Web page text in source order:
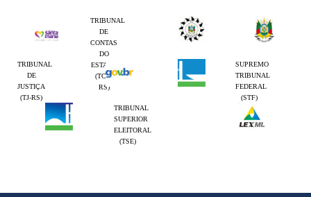
TRIBUNAL
DE
CONTAS
DO
ESTADO
(TCE-
RS)
TRIBUNAL
DE
JUSTIÇA
(TJ-RS)
SUPREMO
TRIBUNAL
FEDERAL
(STF)
TRIBUNAL
SUPERIOR
ELEITORAL
(TSE)